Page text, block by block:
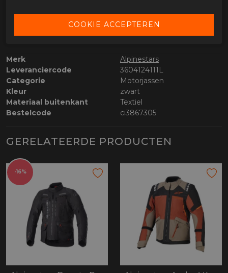
Merk
Alpinestars
Leveranciercode
3604124111L
Categorie
Motorjassen
Kleur
zwart
Materiaal buitenkant
Textiel
Bestelcode
ci3867305
GERELATEERDE PRODUCTEN
-16%